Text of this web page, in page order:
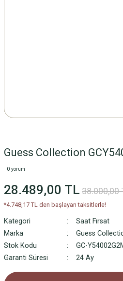
Guess Collection
0 yorum
28.489,00 TL 38.000,00
*4.748,17 TL den başlayan taksitlerle!
Kategori
Saat Fırsat
Marka
Guess
Stok Kodu
GC-
Garanti Süresi
24 Ay